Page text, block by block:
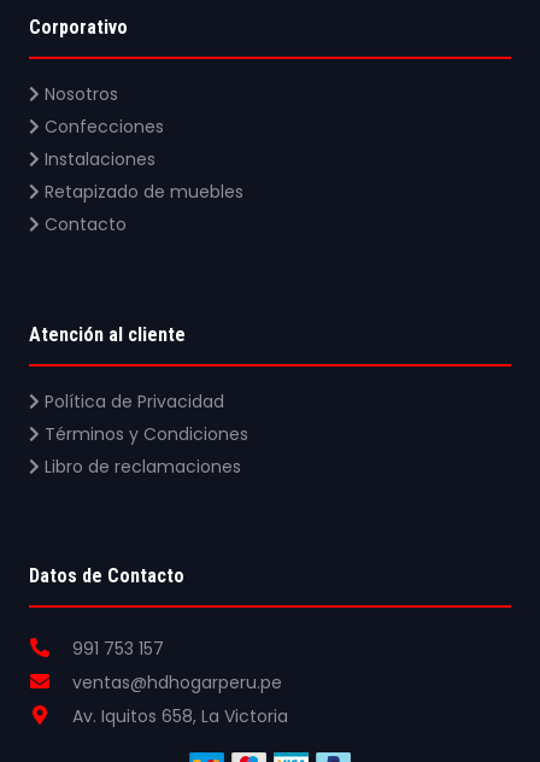
Corporativo
Nosotros
Confecciones
Instalaciones
Retapizado de muebles
Contacto
Atención al cliente
Política de Privacidad
Términos y Condiciones
Libro de reclamaciones
Datos de Contacto
991 753 157
ventas@hdhogarperu.pe
Av. Iquitos 658, La Victoria